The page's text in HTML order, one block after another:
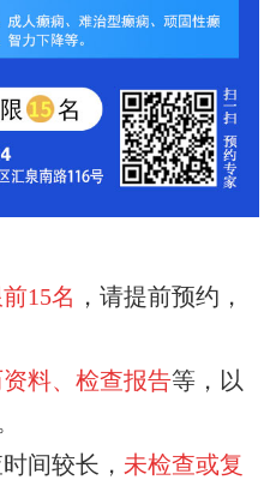
15名 ，请提前预约，
料、检查报告等，以
间较长， 未检查或复